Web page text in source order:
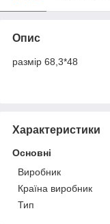
Опис
размір 68,3*48
Характеристики
Основні
Виробник
Країна виробник
Тип